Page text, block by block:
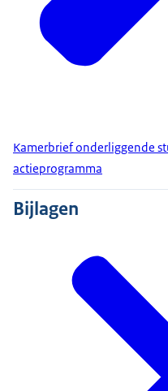
Kamerbrief onderliggende
actieprogramma
Bijlagen